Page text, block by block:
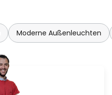
Moderne Außenleuchten